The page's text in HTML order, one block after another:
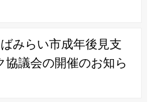
みらい市成年後見支
協議会の開催のお知ら